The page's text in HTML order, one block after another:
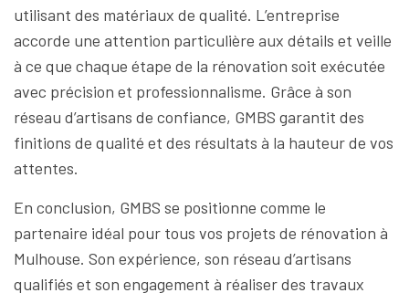
utilisant des matériaux de qualité. L’entreprise
accorde une attention particulière aux détails et veille
à ce que chaque étape de la rénovation soit exécutée
avec précision et professionnalisme. Grâce à son
réseau d’artisans de confiance, GMBS garantit des
finitions de qualité et des résultats à la hauteur de vos
attentes.
En conclusion, GMBS se positionne comme le
partenaire idéal pour tous vos projets de rénovation à
Mulhouse. Son expérience, son réseau d’artisans
qualifiés et son engagement à réaliser des travaux